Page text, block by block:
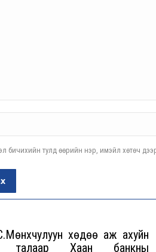
бичихийн тулд өөрийн нэр, имэйл хөтөч
хөдөө аж ахуйн
талаар Хаан банкны